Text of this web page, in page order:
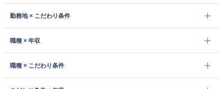
勤務地 × こだわり条件
職種 × 年収
職種 × こだわり条件